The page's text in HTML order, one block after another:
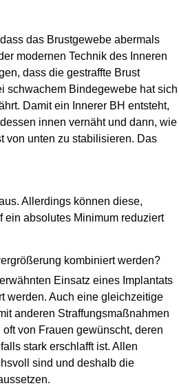
das Brustgewebe abermals
modernen Technik des Inneren
dass die gestraffte Brust
schwachem Bindegewebe hat sich
Damit ein Innerer BH entsteht,
innen vernäht und dann, wie
von unten zu stabilisieren. Das
Allerdings können diese,
ein absolutes Minimum reduziert
kombiniert werden?
Einsatz eines Implantats
werden. Auch eine gleichzeitige
anderen Straffungsmaßnahmen
von Frauen gewünscht, deren
stark erschlafft ist. Allen
sind und deshalb die